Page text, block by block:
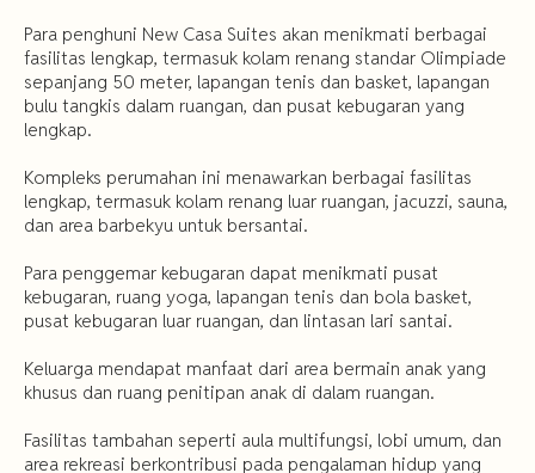
Para penghuni New Casa Suites akan menikmati berbagai
fasilitas lengkap, termasuk kolam renang standar Olimpiade
sepanjang 50 meter, lapangan tenis dan basket, lapangan
bulu tangkis dalam ruangan, dan pusat kebugaran yang
lengkap.
Kompleks perumahan ini menawarkan berbagai fasilitas
lengkap, termasuk kolam renang luar ruangan, jacuzzi, sauna,
dan area barbekyu untuk bersantai.
Para penggemar kebugaran dapat menikmati pusat
kebugaran, ruang yoga, lapangan tenis dan bola basket,
pusat kebugaran luar ruangan, dan lintasan lari santai.
Keluarga mendapat manfaat dari area bermain anak yang
khusus dan ruang penitipan anak di dalam ruangan.
Fasilitas tambahan seperti aula multifungsi, lobi umum, dan
area rekreasi berkontribusi pada pengalaman hidup yang